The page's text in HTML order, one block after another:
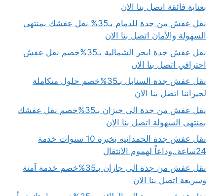
بعناية فائقة اتصل بنا الان
نقل عفش من جدة للدمام بـ35% نقل عفشك بمنتهى
السهولة والأمان اتصل بنا الان
نقل عفش جدة ابحر الشمالية بـ35%خصم نقل عفش
احترافي اتصل بنا الان
نقل عفش جدة السنابل بـ35%خصم حلول متكاملة
لجيراننا اتصل بنا الان
نقل عفش من جدة الى جيزان بـ35%خصم نقل عفشك
بمنتهى السهولة اتصل بنا الان
نقل عفش جدة الحمدانية بخبرة 10 سنوات خدمة
24ساعة..وداعاً لهموم الانتقال
نقل عفش من جدة الى جازان بـ35%خصم خدمة آمنة
وسريعة اتصل بنا الان